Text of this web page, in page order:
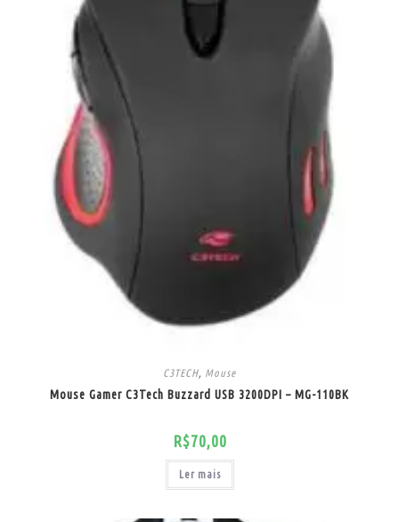
C3TECH, Mouse
Mouse Gamer C3Tech Buzzard USB 3200DPI – MG-110BK
R$70,00
Ler mais